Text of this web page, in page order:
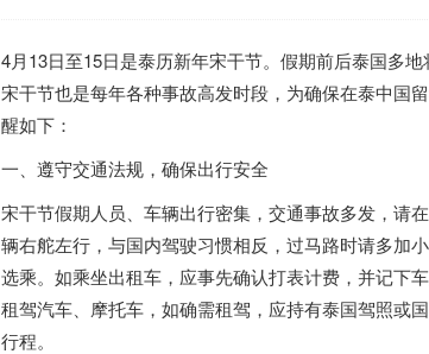
4月13日至15日是泰历新年宋干节。假期前后泰国多地
宋干节也是每年各种事故高发时段，为确保在泰中国
醒如下：
一、遵守交通法规，确保出行安全
宋干节假期人员、车辆出行密集，交通事故多发，请
辆右舵左行，与国内驾驶习惯相反，过马路时请多加
选乘。如乘坐出租车，应事先确认打表计费，并记下
租驾汽车、摩托车，如确需租驾，应持有泰国驾照或
行程。